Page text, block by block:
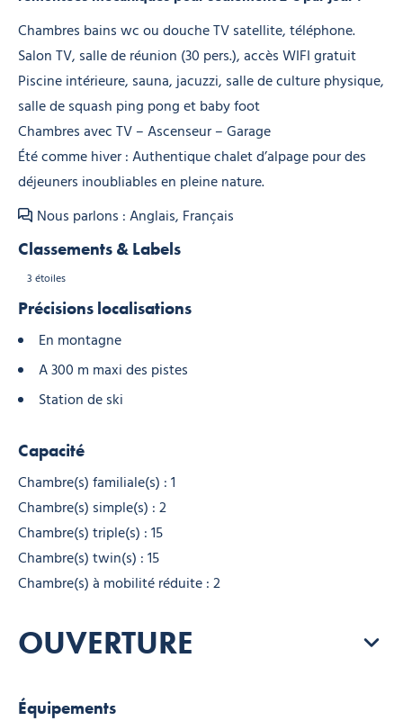
Chambres bains wc ou douche TV satellite, téléphone.
Salon TV, salle de réunion (30 pers.), accès WIFI gratuit
Piscine intérieure, sauna, jacuzzi, salle de culture physique,
salle de squash ping pong et baby foot
Chambres avec TV – Ascenseur – Garage
Été comme hiver : Authentique chalet d’alpage pour des
déjeuners inoubliables en pleine nature.
Nous parlons : Anglais, Français
Classements & Labels
3 étoiles
Précisions localisations
En montagne
A 300 m maxi des pistes
Station de ski
Capacité
Chambre(s) familiale(s) : 1
Chambre(s) simple(s) : 2
Chambre(s) triple(s) : 15
Chambre(s) twin(s) : 15
Chambre(s) à mobilité réduite : 2
OUVERTURE
Équipements